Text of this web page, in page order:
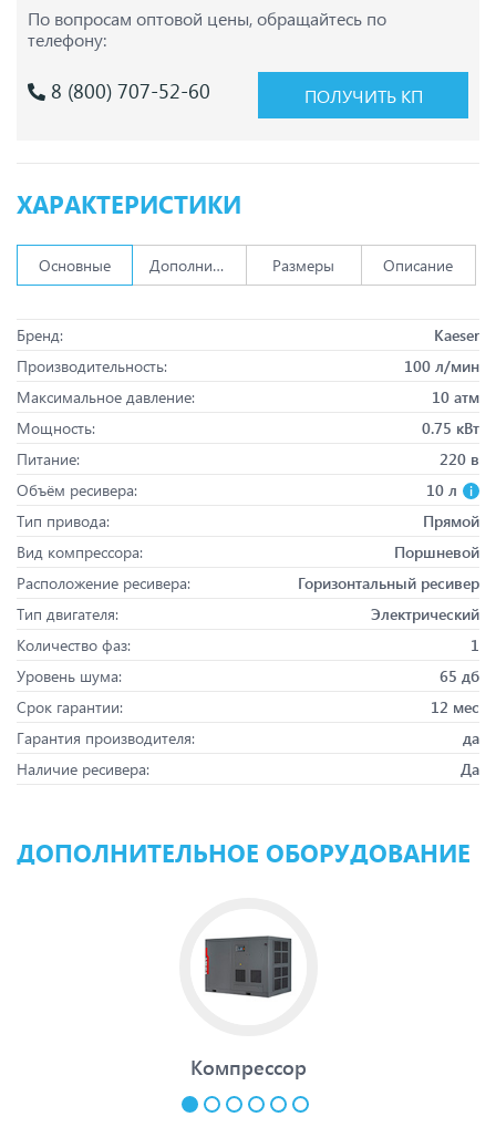
По вопросам оптовой цены,обращайтесь по
телефону:
8 (800) 707-52-60 ПОЛУЧИТЬ КП
ХАРАКТЕРИСТИКИ
Основные Дополнительно Размеры Описание
Бренд:
Kaeser
Производительность:
100 л/мин
Максимальное давление:
10 атм
Мощность:
0.75 кВт
Питание:
220 в
Объём ресивера:
10 л
Тип привода:
Прямой
Вид компрессора:
Поршневой
Расположение ресивера:
Горизонтальный ресивер
Тип двигателя:
Электрический
Количество фаз:
1
Уровень шума:
65 дб
Срок гарантии:
12 мес
Гарантия производителя:
да
Наличие ресивера:
Да
ДОПОЛНИТЕЛЬНОЕ ОБОРУДОВАНИЕ
Компрессор